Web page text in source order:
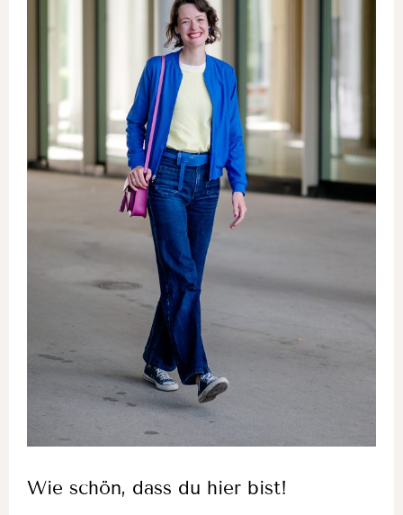
Wie schön, dass du hier bist!